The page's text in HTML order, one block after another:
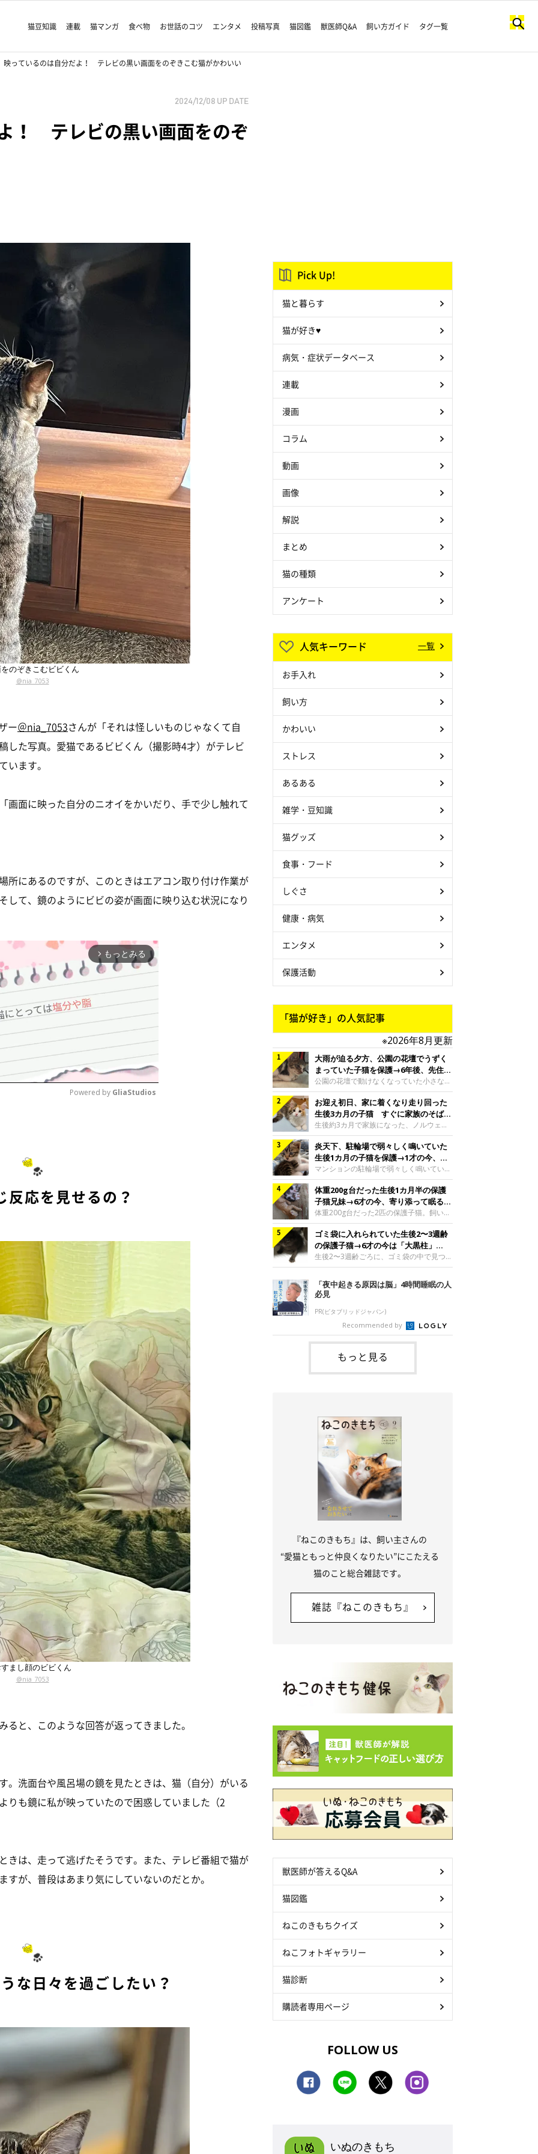
猫豆知識 連載 猫マンガ 食べ物 お世話のコツ エンタメ 投稿写真 猫図鑑 獣医師Q&A 飼い方ガイド タグ一覧
映っているのは自分だよ！ テレビの黒い画面をのぞきこむ猫がかわいい
2024/12/08 UP DATE
！ テレビの黒い画面をのぞ
のぞきこむビビくん
@nia_7053
ー＠nia_7053さんが「それは怪しいものじゃなくて自
した写真。愛猫であるビビくん（撮影時4才）がテレビ
います。
画面に映った自分のニオイをかいだり、手で少し触れて
所にあるのですが、このときはエアコン取り付け作業が
して、鏡のようにビビの姿が画面に映り込む状況になり
arrow_forward_ios もっとみる
Powered by GliaStudios
反応を見せるの？
まし顔のビビくん
@nia_7053
と、このような回答が返ってきました。
。洗面台や風呂場の鏡を見たときは、猫（自分）がいる
りも鏡に私が映っていたので困惑していました（2
きは、走って逃げたそうです。また、テレビ番組で猫が
が、普段はあまり気にしていないのだとか。
な日々を過ごしたい？
Pick Up!
猫と暮らす
猫が好き♥
病気・症状データベース
連載
漫画
コラム
動画
画像
解説
まとめ
猫の種類
アンケート
人気キーワード 一覧
お手入れ
飼い方
かわいい
ストレス
あるある
雑学・豆知識
猫グッズ
食事・フード
しぐさ
健康・病気
エンタメ
保護活動
「猫が好き」の人気記事
※2026年8月更新
大雨が迫る夕方、公園の花壇でうずく
まっていた子猫を保護→6年後、先住猫
と“姉妹”のような関係に
公園の花壇で動けなくなっていた小さな子
猫。家族に迎えられてから6年、先住猫と
の間には深い絆が育まれていました。保護
当時のティダちゃん。
@muumuu62197189紹介するのは、
X（旧Twitter）ユーザー
@muumuu62197189さんの愛猫・ティダ
ちゃん（取材時6才）の成長記録です。こ
ちらは、生後3カ月ごろのティダちゃん。
飼い主さんが出会ったのは、夜から大雨に
なると予報されていた日の夕方でした。花
壇で動けずにいた子猫保護したばかりのテ
ィダちゃん。@muumuu62197189飼い主
さんは、公園の
お迎え初日、家に着くなり走り回った
生後3カ月の子猫 すぐに家族のそばで
落ち着く姿に「迎えてよかった」
生後約3カ月で家族になった、ノルウェー
ジャンフォレストキャットの子猫。お迎え
翌日には、すでに家でくつろぐ様子を見せ
ていました。お迎え翌日、ベッドでうとう
とするむうちゃんお迎え翌日のむうちゃ
ん。@umimugi0304紹介するのは、
Instagramユーザー@umimugi0304さんの
愛猫・むうちゃん（撮影時、生後約3カ月
／ノルウェージャンフォレストキャッ
ト）。こちらは、お迎え翌日に撮影された
一枚。ゴハンをお腹いっぱい食べたむうち
ゃんは眠くなり、飼い主さん夫婦のベッド
でうとうとし始めたのだとか。飼い主さ
炎天下、駐輪場で弱々しく鳴いていた
生後1カ月の子猫を保護→1才の今、筋
肉質でツンデレなコに成長
マンションの駐輪場で弱々しく鳴いてい
た、生後1カ月ほどの子猫。家族に迎えら
れてから1年、体も行動も大きく成長しま
した。炎天下の駐輪場で鳴いていた小さな
子猫保護当時のモモちゃん。@Kingponzu
紹介するのは、X（旧Twitter）ユーザー
@Kingponzuさんの愛猫・モモちゃん（取
材時1才）の成長記録です。こちらは、モ
モちゃんが生後1カ月ごろに撮影された一
枚。飼い主さんの自宅マンションの駐輪場
です。子猫時代のモモちゃん。
@Kingponzuその日は気温が35℃を
体重200g台だった生後1カ月半の保護
子猫兄妹→6才の今、寄り添って眠る姿
にほっこり！
体重200g台だった2匹の保護子猫。飼い主
さんの家族になってから6年、ともに成長
するなかで、2匹の関係にも少しずつ変化
が見られました。家族になったばかりの小
さな兄妹猫（写真上から）妹猫・てんちゃ
ん、兄猫・ラムくん。@ten_ramu紹介す
るのは、X（旧Twitter）ユーザー
@ten_ramuさんの愛猫・ラムくんとてん
ちゃん（ともに取材時6才）の成長記録で
す。この写真は、お迎えして間もない生後
1カ月半ごろの2匹。当時、ラムくんは260
グラム、てんちゃんは209グラムと、どち
らもとても小さな体でした。2匹
ゴミ袋に入れられていた生後2〜3週齢
の保護子猫→6才の今は「大黒柱」
に！ 美しい黒猫に成長した姿にグッ
とくる
生後2〜3週齢ごろに、ゴミ袋の中で見つか
った小さな命。ミルクから育てられたその
子猫は今、家族に欠かせない存在へと成長
しました。ゴミ袋の中で見つかった、ミニ
モグラのような子猫よちよち歩きをしてい
たころの、生後2〜3週齢ごろのドンちゃ
ん。@doddou_1今回紹介するのは、
X（旧Twitter）ユーザー@doddou_1さん
の愛猫・ドンちゃん（取材時、推定6才／
本名：ドミトリー・ドンスコイ）。ドンち
ゃんは、保護猫でした。ドンちゃんが見つ
かったのは、飼い主さんの姉の勤め先の敷
「夜中起きる原因は脳」4時間睡眠の人
必見
PR(ビタブリッドジャパン)
Recommended by
もっと見る
『ねこのきもち』は、飼い主さんの
“愛猫ともっと仲良くなりたい”にこたえる
猫のこと総合雑誌です。
雑誌『ねこのきもち』
獣医師が答えるQ&A
猫図鑑
ねこのきもちクイズ
ねこフォトギャラリー
猫診断
購読者専用ページ
FOLLOW US
いぬのきもち